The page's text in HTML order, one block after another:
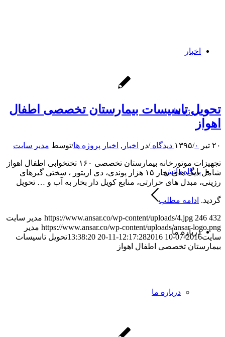
اخبار
پروژه ها
پایگاه دانش
درباره ما
درباره ما
تحویل تاسیسات بیمارستان تخصصی اطفال
اهواز
۲۰ تیر ۱۳۹۵ /۰ دیدگاه /در اخبار , اخبار پروژه ها/توسط مدیر سایت
تجهیزات موتورخانه بیمارستان تخصصی ۱۶۰ تختخوابی اطفال اهواز
شامل دیگ های بخار ۱۵ هزار پوندی، دی اریتور ، سختی گیرهای
رزینی، مبدل های حرارتی، منابع کویل دار بخار به آب و … تحویل
گردید. ادامه مطلب
https://www.ansar.co/wp-content/uploads/4.jpg 246 432
مدیر سایت
https://www.ansar.co/wp-content/uploads/ansar-logo.png مدیر
سایت2016-07-10 12:17:28
2016-11-20 13:38:20
تحویل تاسیسات
بیمارستان تخصصی اطفال اهواز